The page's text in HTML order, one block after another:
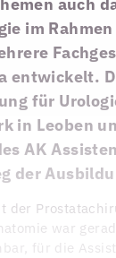
auch
im
entwickelt.
für
in Leoben
AK
der
der
war
für die